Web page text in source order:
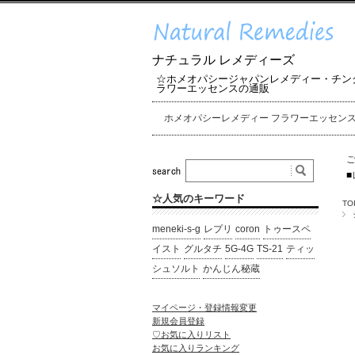
ナチュラル レメディーズ
☆ホメオパシージャパンレメディー・チン
ラワーエッセンスの通販
ホメオパシーレメディー フラワーエッセ
■
☆人気のキーワード
meneki-s-g レプリ coron
トゥースペ
イスト グルタチ 5G-4G TS-21 ティッ
シュソルト かんじん秘蔵
マイページ・登録情報変更
新規会員登録
♡お気に入りリスト
お気に入りランキング